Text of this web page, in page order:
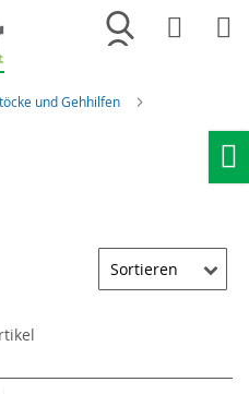
Merkliste
und Gehhilfen